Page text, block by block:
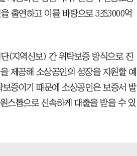
출연하고 이를 바탕으로 3조3000억
(지역신보) 간 위탁보증 방식으로 진
제공해 소상공인의 성장을 지원할 예
증이기 때문에 소상공인은 보증서 발
스톱으로 신속하게 대출을 받을 수 있